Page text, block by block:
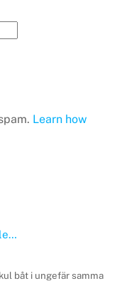
Learn how
båt i ungefär samma